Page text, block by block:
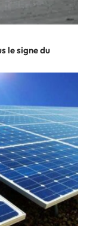
le signe du